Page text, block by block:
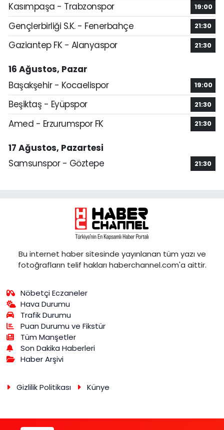
Kasımpaşa - Trabzonspor 19:00
Gençlerbirliği S.K. - Fenerbahçe 21:30
Gaziantep FK - Alanyaspor 21:30
16 Ağustos, Pazar
Başakşehir - Kocaelispor
19:00
Beşiktaş - Eyüpspor 21:30
Amed - Erzurumspor FK 21:30
17 Ağustos, Pazartesi
Samsunspor - Göztepe
21:30
Bu internet haber sitesinde yayınlanan tüm yazı ve
fotoğrafların telif hakları haberchannel.com'a aittir.
Nöbetçi Eczaneler
Hava Durumu
Trafik Durumu
Puan Durumu ve Fikstür
Tüm Manşetler
Son Dakika Haberleri
Haber Arşivi
Gizlilik Politikası Künye